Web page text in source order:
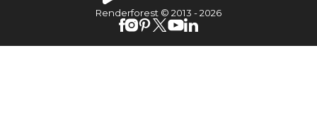
Renderforest © 2013 -2026